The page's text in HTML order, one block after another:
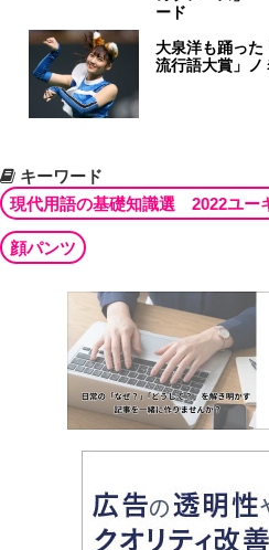
ード
大泉洋も踊っ
流行語大賞」ノ
キーワード
現代用語の基礎知識選 2022ユー
顔パンツ